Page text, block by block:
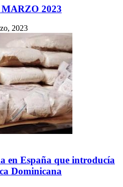
2023
2023
en España que introducía
Dominicana